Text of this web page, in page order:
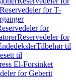
Reservedeler for T-
for
Reservedeler for
Tilbehør til
til
El-Forsinket
for Geberit